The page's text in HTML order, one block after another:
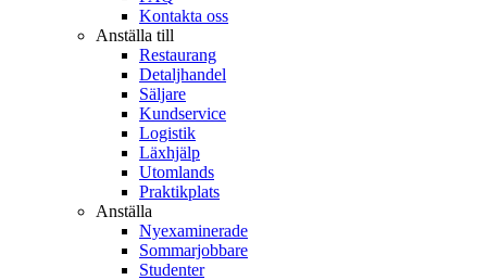
Kontakta oss
Anställa till
Restaurang
Detaljhandel
Säljare
Kundservice
Logistik
Läxhjälp
Utomlands
Praktikplats
Anställa
Nyexaminerade
Sommarjobbare
Studenter